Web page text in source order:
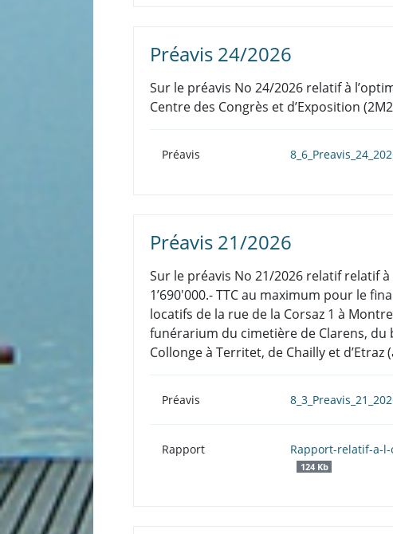
Préavis 24/2026
Sur le préavis No 24/2026 relatif à
Centre des Congrès et d’Exposition
Préavis
Préavis 21/2026
Sur le préavis No 21/2026 relatif relatif
1’690'000.- TTC au maximum pour le
locatifs de la rue de la Corsaz 1 à
funérarium du cimetière de Clarens, du
Collonge à Territet, de Chailly et
Préavis
Rapport Rapport-relatif-a-
124 Kb